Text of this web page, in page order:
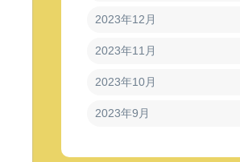
2023年12月
2023年11月
2023年10月
2023年9月